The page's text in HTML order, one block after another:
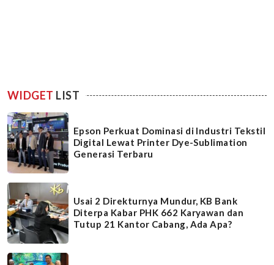
WIDGET LIST
Epson Perkuat Dominasi di Industri Tekstil
Digital Lewat Printer Dye-Sublimation
Generasi Terbaru
Usai 2 Direkturnya Mundur, KB Bank
Diterpa Kabar PHK 662 Karyawan dan
Tutup 21 Kantor Cabang, Ada Apa?